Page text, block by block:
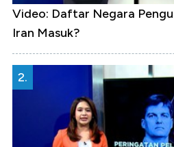
Video: Daftar Negara
Iran Masuk?
2.